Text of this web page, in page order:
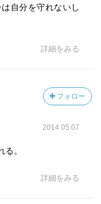
自分を守れないし
詳細をみる
フォロー
2014.05.07
。
詳細をみる